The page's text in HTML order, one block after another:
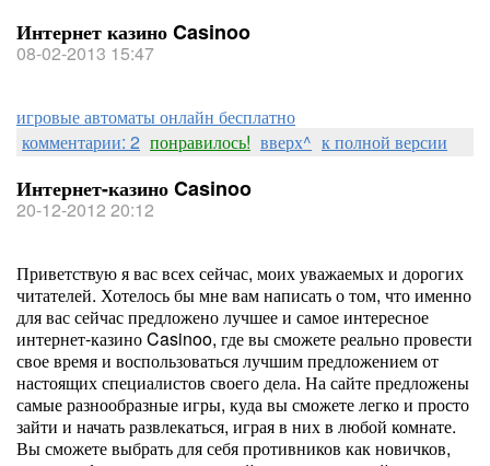
Интернет казино Casinoo
08-02-2013 15:47
игровые автоматы онлайн бесплатно
комментарии: 2 понравилось! вверх^ к полной версии
Интернет-казино Casinoo
20-12-2012 20:12
Приветствую я вас всех сейчас, моих уважаемых и дорогих
читателей. Хотелось бы мне вам написать о том, что именно
для вас сейчас предложено лучшее и самое интересное
интернет-казино Casinoo, где вы сможете реально провести
свое время и воспользоваться лучшим предложением от
настоящих специалистов своего дела. На сайте предложены
самые разнообразные игры, куда вы сможете легко и просто
зайти и начать развлекаться, играя в них в любой комнате.
Вы сможете выбрать для себя противников как новичков,